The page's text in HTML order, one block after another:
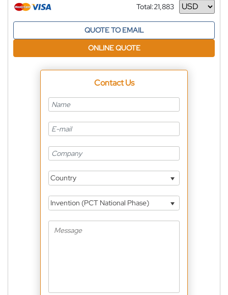
Total:21,883
Currency
QUOTE TO EMAIL
ONLINE QUOTE
Contact Us
Country
Invention (PCT National Phase)